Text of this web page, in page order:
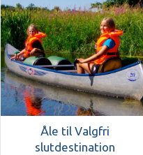
Åle til Valgfri
slutdestination